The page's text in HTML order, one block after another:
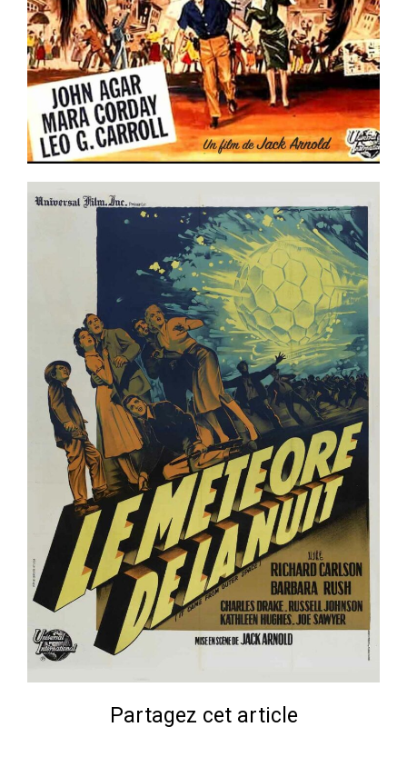
Partagez cet article